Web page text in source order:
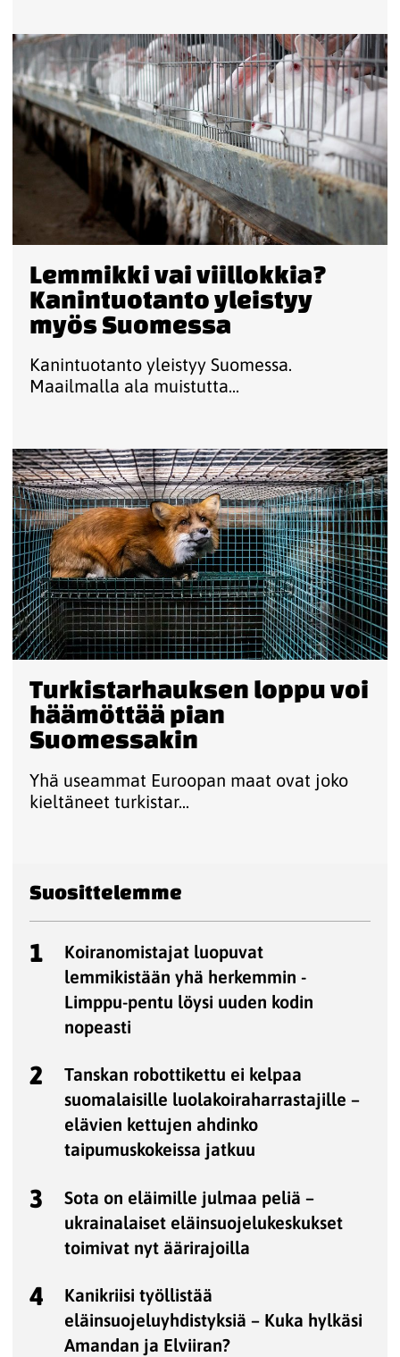
Lemmikki vai viillokkia?
Kanintuotanto yleistyy
myös Suomessa
Kanintuotanto yleistyy Suomessa.
Maailmalla ala muistutta...
Turkistarhauksen loppu voi
häämöttää pian
Suomessakin
Yhä useammat Euroopan maat ovat joko
kieltäneet turkistar...
Suosittelemme
1
Koiranomistajat luopuvat
lemmikistään yhä herkemmin -
Limppu-pentu löysi uuden kodin
nopeasti
2
Tanskan robottikettu ei kelpaa
suomalaisille luolakoiraharrastajille –
elävien kettujen ahdinko
taipumuskokeissa jatkuu
3
Sota on eläimille julmaa peliä –
ukrainalaiset eläinsuojelukeskukset
toimivat nyt äärirajoilla
4
Kanikriisi työllistää
eläinsuojeluyhdistyksiä – Kuka hylkäsi
Amandan ja Elviiran?